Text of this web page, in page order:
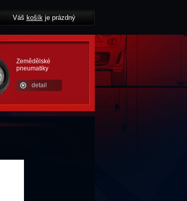
Váš košíkje prázdný
Zemědělské
pneumatiky
detail